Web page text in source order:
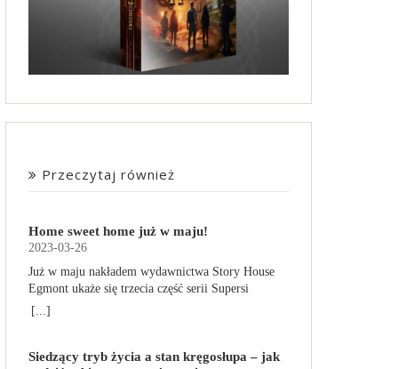
Przeczytaj również
Home sweet home już w maju!
2023-03-26
Już w maju nakładem wydawnictwa Story House
Egmont ukaże się trzecia część serii Supersi
scenarzysty Frederic Maupome. Ten tom nosi tytuł
obdarzone supermocami i wspomagane przez
[...]
Siedzący tryb życia a stan kręgosłupa – jak